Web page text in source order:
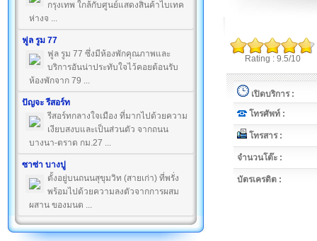
กรุงเทพ ใกล้กับศูนย์แสดงสินค้าไบเทค
ห่างจ ...
ฟูล รูม 77
ฟูล รูม 77 ซึ่งมีห้องพักคุณภาพและ
บริการอันน่าประทับใจไว้คอยต้อนรับ
ห้องพักจาก 79 ...
ปัญจะ รีสอร์ท
รีสอร์ทกลางใจเมือง ที่มากไปด้วยความ
เงียบสงบและเป็นส่วนตัว จากถนน
บางนา-ตราด กม.27 ...
ซาซ่า บางปู
ตั้งอยู่บนถนนสุขุมวิท (สายเก่า) ที่พรั่ง
พร้อมไปด้วยความลงตัวจากการผสม
ผสาน ของมนต ...
Rating : 9.5/10
เปิดบริการ :
โทรศัพท์ :
โทรสาร :
จำนวนโต๊ะ :
บัตรเครดิต :